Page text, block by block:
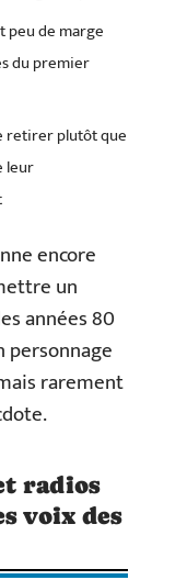
peu de marge
du premier
retirer plutôt que
leur
encore
un
années 80
personnage
rarement
radios
voix des